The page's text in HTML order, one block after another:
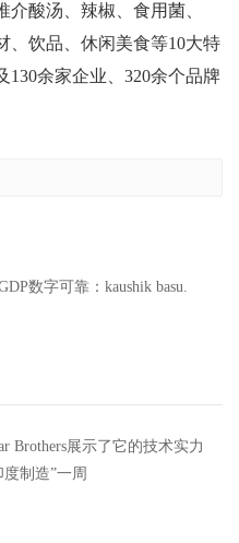
酸汤、辣椒、食用菌、
、饮品、休闲美食等10大特
余家企业、320余个品牌
数字可靠：kaushik basu.
Brothers展示了它的技术实力
度制造”一周